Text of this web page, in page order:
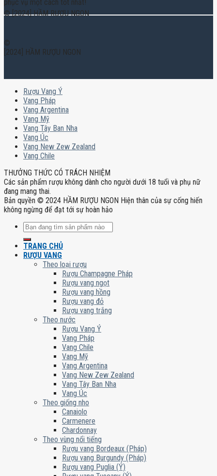
phục vụ một cách tốt nhất!
© [2024] HẦM RƯỢU NGON
©
[2024] HẦM RƯỢU NGON
Rượu Vang Ý
Vang Pháp
Vang Argentina
Vang Mỹ
Vang Tây Ban Nha
Vang Úc
Vang New Zew Zealand
Vang Chile
THƯỞNG THỨC CÓ TRÁCH NHIỆM
Các sản phẩm rượu không dành cho người dưới 18 tuổi và phụ nữ
đang mang thai.
Bản quyền © 2024 HẦM RƯỢU NGON Hiện thân của sự cống hiến
không ngừng để đạt tới sự hoàn hảo
Tìm
kiếm:
TRANG CHỦ
RƯỢU VANG
Theo loại rượu
Rượu Champagne Pháp
Rượu vang ngọt
Rượu vang hồng
Rượu vang đỏ
Rượu vang trắng
Theo nước
Rượu Vang Ý
Vang Pháp
Vang Chile
Vang Mỹ
Vang Argentina
Vang New Zew Zealand
Vang Tây Ban Nha
Vang Úc
Theo giống nho
Canaiolo
Carmenere
Chardonnay
Theo vùng nổi tiếng
Rượu vang Bordeaux (Pháp)
Rượu vang Burgundy (Pháp)
Rượu vang Puglia (Ý)